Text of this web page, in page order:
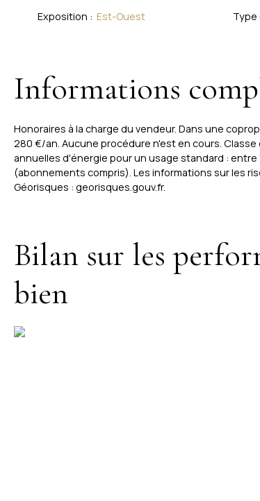
Exposition : Est-Ouest Type
Informations
Honoraires à la charge du vendeur. Dans une
280 €/an. Aucune procédure n'est en cours.
annuelles d'énergie pour un usage standard :
(abonnements compris). Les informations sur les
Géorisques : georisques.gouv.fr.
Bilan sur les
bien